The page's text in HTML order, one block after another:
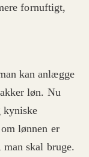
fornuftigt,
kan anlægge
løn. Nu
kyniske
lønnen er
man skal bruge.